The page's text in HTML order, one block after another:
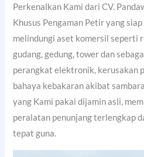
Perkenalkan Kami dari CV.
Khusus Pengaman Petir yang
melindungi aset komersil seperti
gudang, gedung, tower dan
perangkat elektronik, kerusakan
bahaya kebakaran akibat
yang Kami pakai dijamin asli,
peralatan penunjang terlengkap
tepat guna.